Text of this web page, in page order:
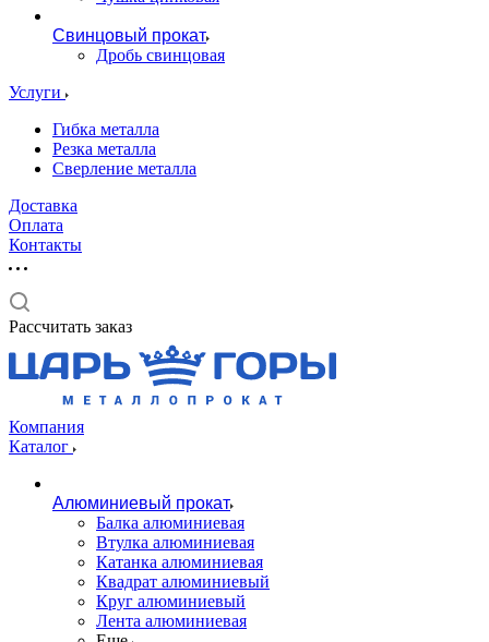
Свинцовый прокат
Дробь свинцовая
Услуги
Гибка металла
Резка металла
Сверление металла
Доставка
Оплата
Контакты
Рассчитать заказ
Компания
Каталог
Алюминиевый прокат
Балка алюминиевая
Втулка алюминиевая
Катанка алюминиевая
Квадрат алюминиевый
Круг алюминиевый
Лента алюминиевая